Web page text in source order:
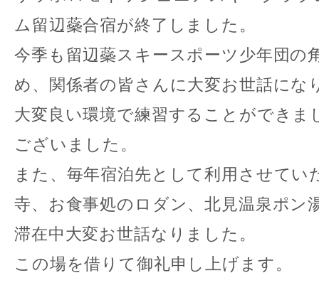
ム留辺蘂合宿が終了しました。
今季も留辺蘂スキースポーツ少年団の
め、関係者の皆さんに大変お世話にな
大変良い環境で練習することができま
ございました。
また、毎年宿泊先として利用させてい
寺、お食事処のロダン、北見温泉ポン
滞在中大変お世話なりました。
この場を借りて御礼申し上げます。